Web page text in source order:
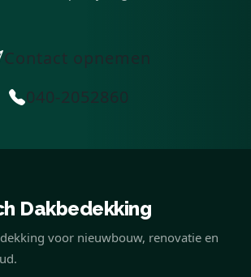
Contact opnemen
040-2052860
Dakbedekking
voor nieuwbouw, renovatie en